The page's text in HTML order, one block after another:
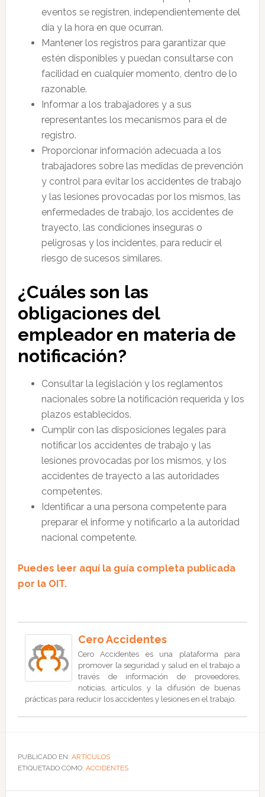
eventos se registren, independientemente del
día y la hora en que ocurran.
Mantener los registros para garantizar que
estén disponibles y puedan consultarse con
facilidad en cualquier momento, dentro de lo
razonable.
Informar a los trabajadores y a sus
representantes los mecanismos para el de
registro.
Proporcionar información adecuada a los
trabajadores sobre las medidas de prevención
y control para evitar los accidentes de trabajo
y las lesiones provocadas por los mismos, las
enfermedades de trabajo, los accidentes de
trayecto, las condiciones inseguras o
peligrosas y los incidentes, para reducir el
riesgo de sucesos similares.
¿Cuáles son las
obligaciones del
empleador en materia de
notificación?
Consultar la legislación y los reglamentos
nacionales sobre la notificación requerida y los
plazos establecidos.
Cumplir con las disposiciones legales para
notificar los accidentes de trabajo y las
lesiones provocadas por los mismos, y los
accidentes de trayecto a las autoridades
competentes.
Identificar a una persona competente para
preparar el informe y notificarlo a la autoridad
nacional competente.
Puedes leer aquí la guía completa publicada
por la OIT.
Cero Accidentes
Cero Accidentes es una plataforma para
promover la seguridad y salud en el trabajo a
través de información de proveedores,
noticias, artículos y la difusión de buenas
prácticas para reducir los accidentes y lesiones en el trabajo.
PUBLICADO EN: ARTÍCULOS
ETIQUETADO COMO: ACCIDENTES